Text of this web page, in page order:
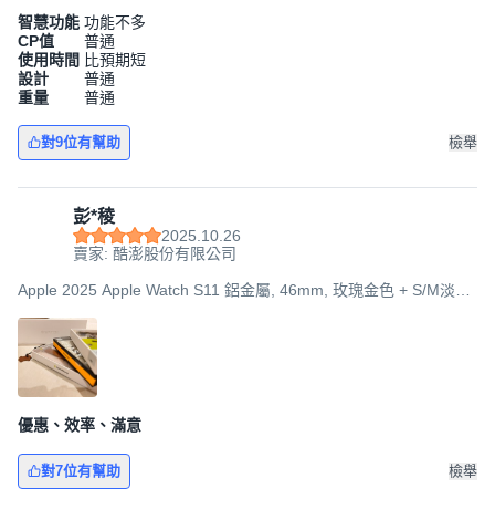
智慧功能 功能不多
CP值
普通
使用時間 比預期短
設計
普通
重量
普通
對9位有幫助 檢舉
彭*稜
2025.10.26
賣家: 酷澎股份有限公司
Apple 2025 Apple Watch S11 鋁金屬, 46mm, 玫瑰金色 + S/M淡胭
優惠、效率、滿意
對7位有幫助 檢舉